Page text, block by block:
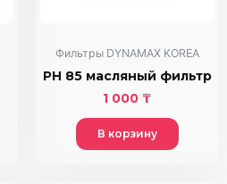
Фильтры DYNAMAX KOREA
PH 85 масляный фильтр
1 000 ₸
В корзину